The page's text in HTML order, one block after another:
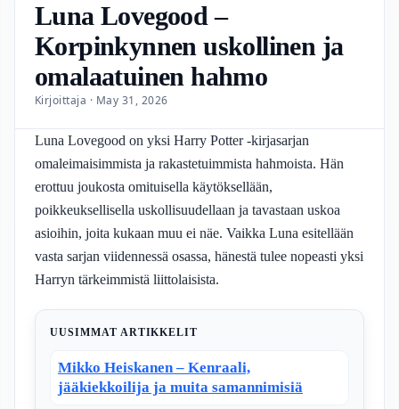
Luna Lovegood –
Korpinkynnen uskollinen ja
omalaatuinen hahmo
Kirjoittaja · May 31, 2026
Luna Lovegood on yksi Harry Potter -kirjasarjan
omaleimaisimmista ja rakastetuimmista hahmoista. Hän
erottuu joukosta omituisella käytöksellään,
poikkeuksellisella uskollisuudellaan ja tavastaan uskoa
asioihin, joita kukaan muu ei näe. Vaikka Luna esitellään
vasta sarjan viidennessä osassa, hänestä tulee nopeasti yksi
Harryn tärkeimmistä liittolaisista.
UUSIMMAT ARTIKKELIT
Mikko Heiskanen – Kenraali,
jääkiekkoilija ja muita samannimisiä